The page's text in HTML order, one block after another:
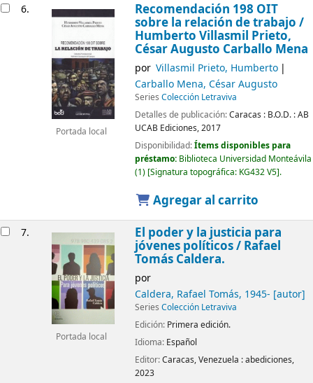
6.
Portada local
Recomendación 198 OIT
sobre la relación de trabajo /
Humberto Villasmil Prieto,
César Augusto Carballo Mena
por Villasmil Prieto, Humberto
Carballo Mena, César Augusto
Series Colección Letraviva
Detalles de publicación:Caracas : B.O.D. : AB
UCAB Ediciones,2017
Disponibilidad:Ítems disponibles para
préstamo: Biblioteca Universidad Monteávila
(1) Signatura topográfica: KG432 V5 .
Agregar al carrito
7.
Portada local
El poder y la justicia para
jóvenes políticos/ Rafael
Tomás Caldera.
por
Caldera, Rafael Tomás, 1945- [autor]
Series Colección Letraviva
Edición: Primera edición.
Idioma: Español
Editor:Caracas, Venezuela :abediciones,
2023